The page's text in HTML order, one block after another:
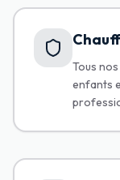
Tous
enfants